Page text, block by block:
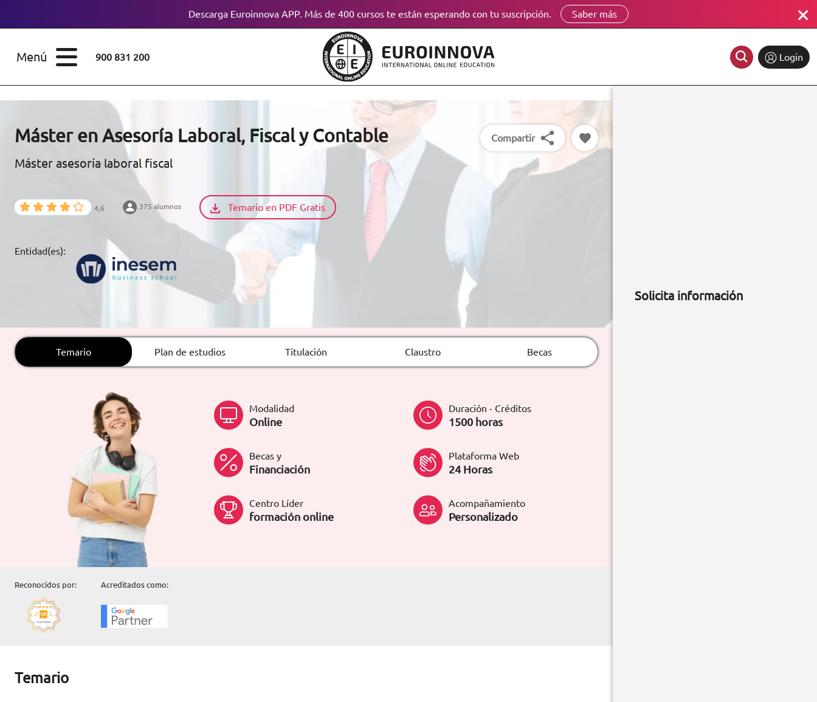
Descarga Euroinnova APP. Más de 400 cursos te están esperando con tu suscripción. Saber más
Menú 900 831 200 Login
FINANCIACIÓN
EDUCATIVOS
ORIENTACIÓN
LABORAL
(gratuito en
formacion@euroinnova.com
TRABAJA CON NOSOTROS
ESTUDIOS
Doctorados
Maestría
Certificados de
Profesionalidad
Máster en Asesoría Laboral, Fiscal y Contable
Máster asesoría laboral fiscal
4,6 375 alumnos Temario en PDF Gratis
Entidad(es):
Compartir
Temario Plan de estudios Titulación Claustro Becas
Modalidad
Online
Duración - Créditos
1500 horas
Becas y
Financiación
Plataforma Web
24 Horas
Centro Líder
formación online
Acompañamiento
Personalizado
Reconocidos por: Acreditados como:
Temario
Solicita información